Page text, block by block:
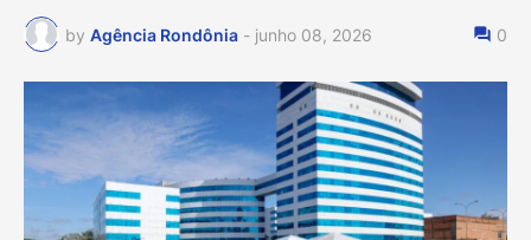
by Agência Rondônia - junho 08, 2026 0